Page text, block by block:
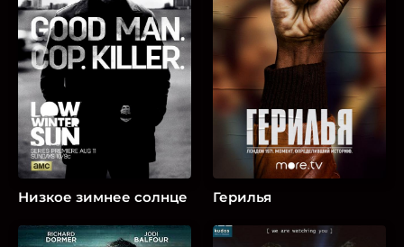
Низкое зимнее солнце Герилья